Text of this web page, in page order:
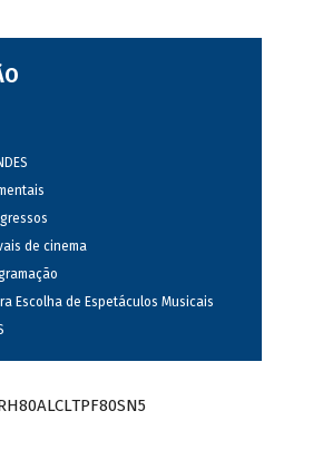
de cinema
Escolha de Espetáculos Musicais